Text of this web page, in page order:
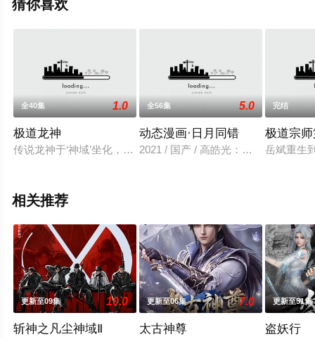
猜你喜欢
全40集 1.0
极道龙神
传说龙神于‘神域’坐化，若得神之传承者，成神州新主宰。各宗
全56集 5.0
动态漫画·日月同错
2021 / 国产 / 高皓光：苏子芜,周六晴
完结
极道宗
岳斌重生
相关推荐
更新至09集 10.0
斩神之凡尘神域Ⅱ
更新至06集 7.0
太古神尊
更新至51集
盗妖行